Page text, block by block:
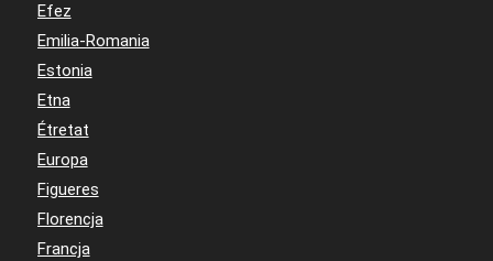
Efez
Emilia-Romania
Estonia
Etna
Étretat
Europa
Figueres
Florencja
Francja